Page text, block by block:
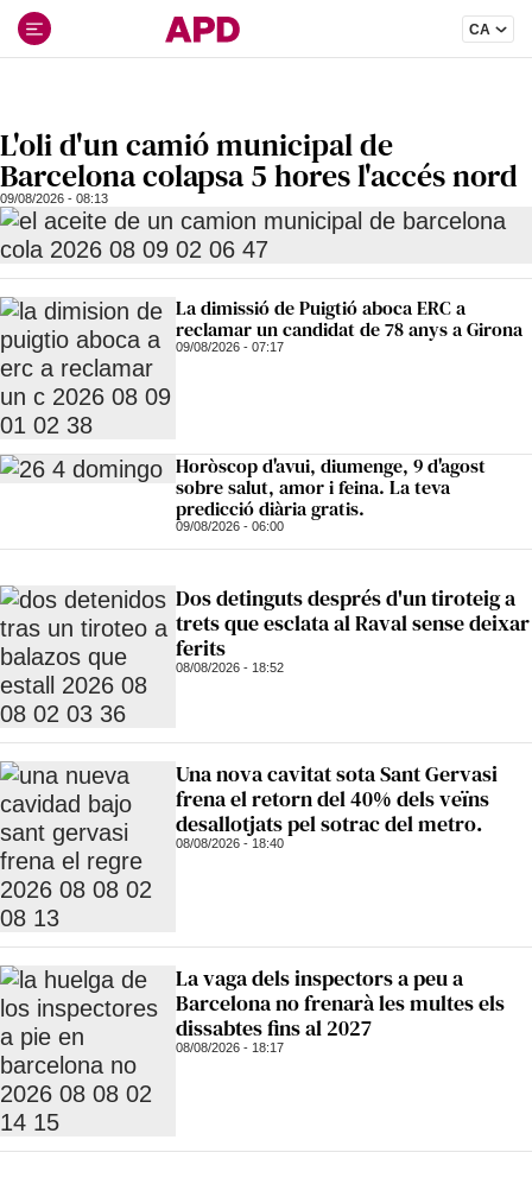
contenido
CA
L'oli d'un camió municipal de
Barcelona colapsa 5 hores l'accés nord
09/08/2026 - 08:13
La dimissió de Puigtió aboca ERC a
reclamar un candidat de 78 anys a Girona
09/08/2026 - 07:17
Horòscop d'avui, diumenge, 9 d'agost
sobre salut, amor i feina. La teva
predicció diària gratis.
09/08/2026 - 06:00
Dos detinguts després d'un tiroteig a
trets que esclata al Raval sense deixar
ferits
08/08/2026 - 18:52
Una nova cavitat sota Sant Gervasi
frena el retorn del 40% dels veïns
desallotjats pel sotrac del metro.
08/08/2026 - 18:40
La vaga dels inspectors a peu a
Barcelona no frenarà les multes els
dissabtes fins al 2027
08/08/2026 - 18:17